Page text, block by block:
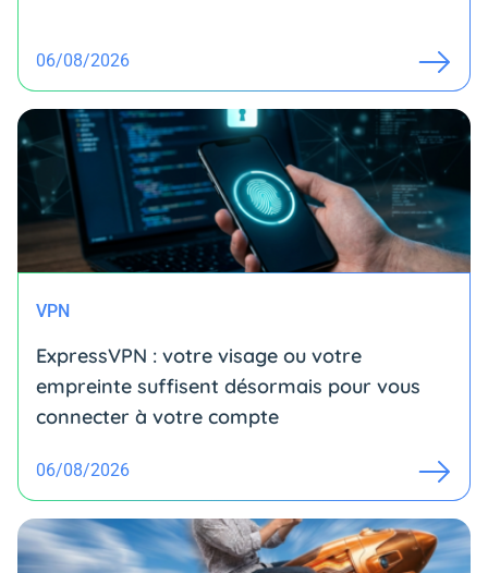
06/08/2026
VPN
ExpressVPN : votre visage ou votre
empreinte suffisent désormais pour vous
connecter à votre compte
06/08/2026